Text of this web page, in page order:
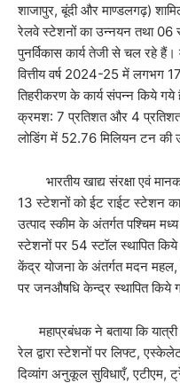
शाजापुर, बूंदी और माण्डलगढ़)
रेलवे स्टेशनों का उन्नयन तथा
पुनर्विकास कार्य तेजी से चल रहे
वित्तीय वर्ष 2024-25 में लगभग
तिहरीकरण के कार्य संपन्न किये
क्रमश: 7 प्रतिशत और 4
लोडिंग में 52.76 मिलियन टन की
भारतीय खाद्य संरक्षा एवं
13 स्टेशनों को ईट राईट स्टेशन
उत्पाद स्कीम के अंतर्गत पश्चिम
स्टेशनों पर 54 स्टॉल स्थापित
केंद्र योजना के अंतर्गत मदन महल,
पर जनऔषधि केन्द्र स्थापित किये
महाप्रबंधक ने बताया कि
रेल द्वारा स्टेशनों पर लिफ्ट,
दिव्यांग अनुकूल सुविधाएँ, एटीएम,